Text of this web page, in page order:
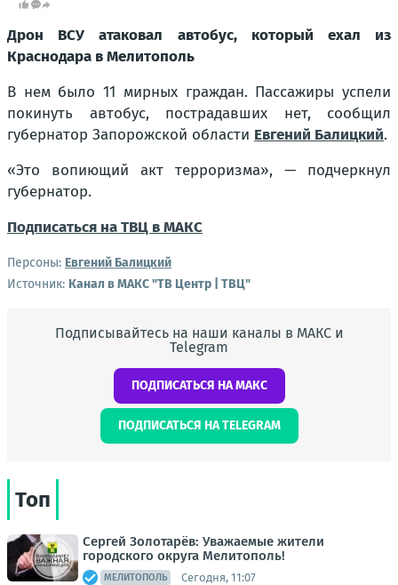
Дрон ВСУ атаковал автобус, который ехал из
Краснодара в Мелитополь
В нем было 11 мирных граждан. Пассажиры успели
покинуть автобус, пострадавших нет, сообщил
губернатор Запорожской области Евгений Балицкий.
«Это вопиющий акт терроризма», — подчеркнул
губернатор.
Подписаться на ТВЦ в МАКС
Персоны: Евгений Балицкий
Источник: Канал в МАКС "ТВ Центр | ТВЦ"
Подписывайтесь на наши каналы в МАКС и
Telegram
ПОДПИСАТЬСЯ НА МАКС
ПОДПИСАТЬСЯ НА TELEGRAM
Топ
Сергей Золотарёв: Уважаемые жители
городского округа Мелитополь!
МЕЛИТОПОЛЬ Сегодня, 11:07